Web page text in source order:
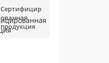
Сертифицир
ованная
продукция